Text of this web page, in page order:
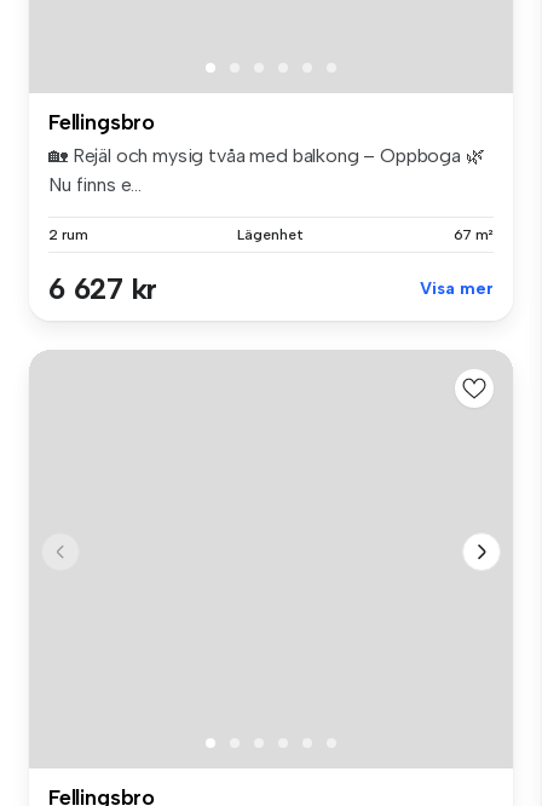
Fellingsbro
🏡 Rejäl och mysig tvåa med balkong – Oppboga 🌿
Nu finns e...
2 rum Lägenhet 67 m²
6 627 kr Visa mer
Fellingsbro